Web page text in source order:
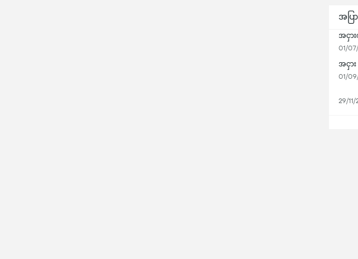
အပြ
အငှာ
01/
အငှား
01/
29/11/